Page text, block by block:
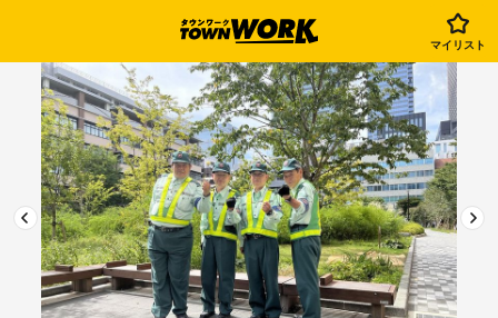
マイリスト